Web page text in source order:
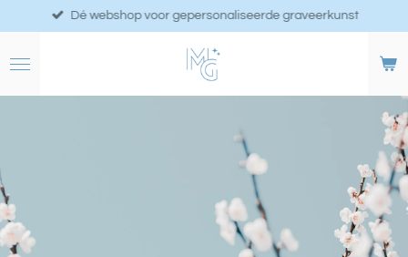
direct
naar
de
hoofdinhoud
Dé webshop voor gepersonaliseerde graveerkunst